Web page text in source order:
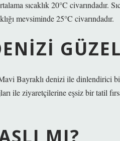
sıcaklık 20°C civarındadır.
mevsiminde 25°C civarındadır.
Bayraklı denizi ile dinlendirici
ile ziyaretçilerine eşsiz bir tatil
MI?